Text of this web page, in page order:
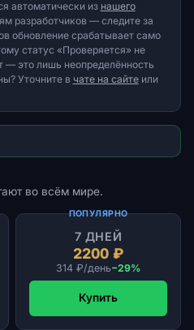
автоматически из нашего
разработчиков — следите за
обновление срабатывает само
статус «Проверяется» не
— это лишь неопределённость
Уточните в чате на сайтеили
во всём мире.
ПОПУЛЯРНО
7 ДНЕЙ
2200 ₽
314 ₽/день−29%
Купить